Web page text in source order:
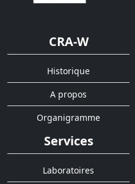
CRA-W
Historique
A propos
Organigramme
Services
Laboratoires